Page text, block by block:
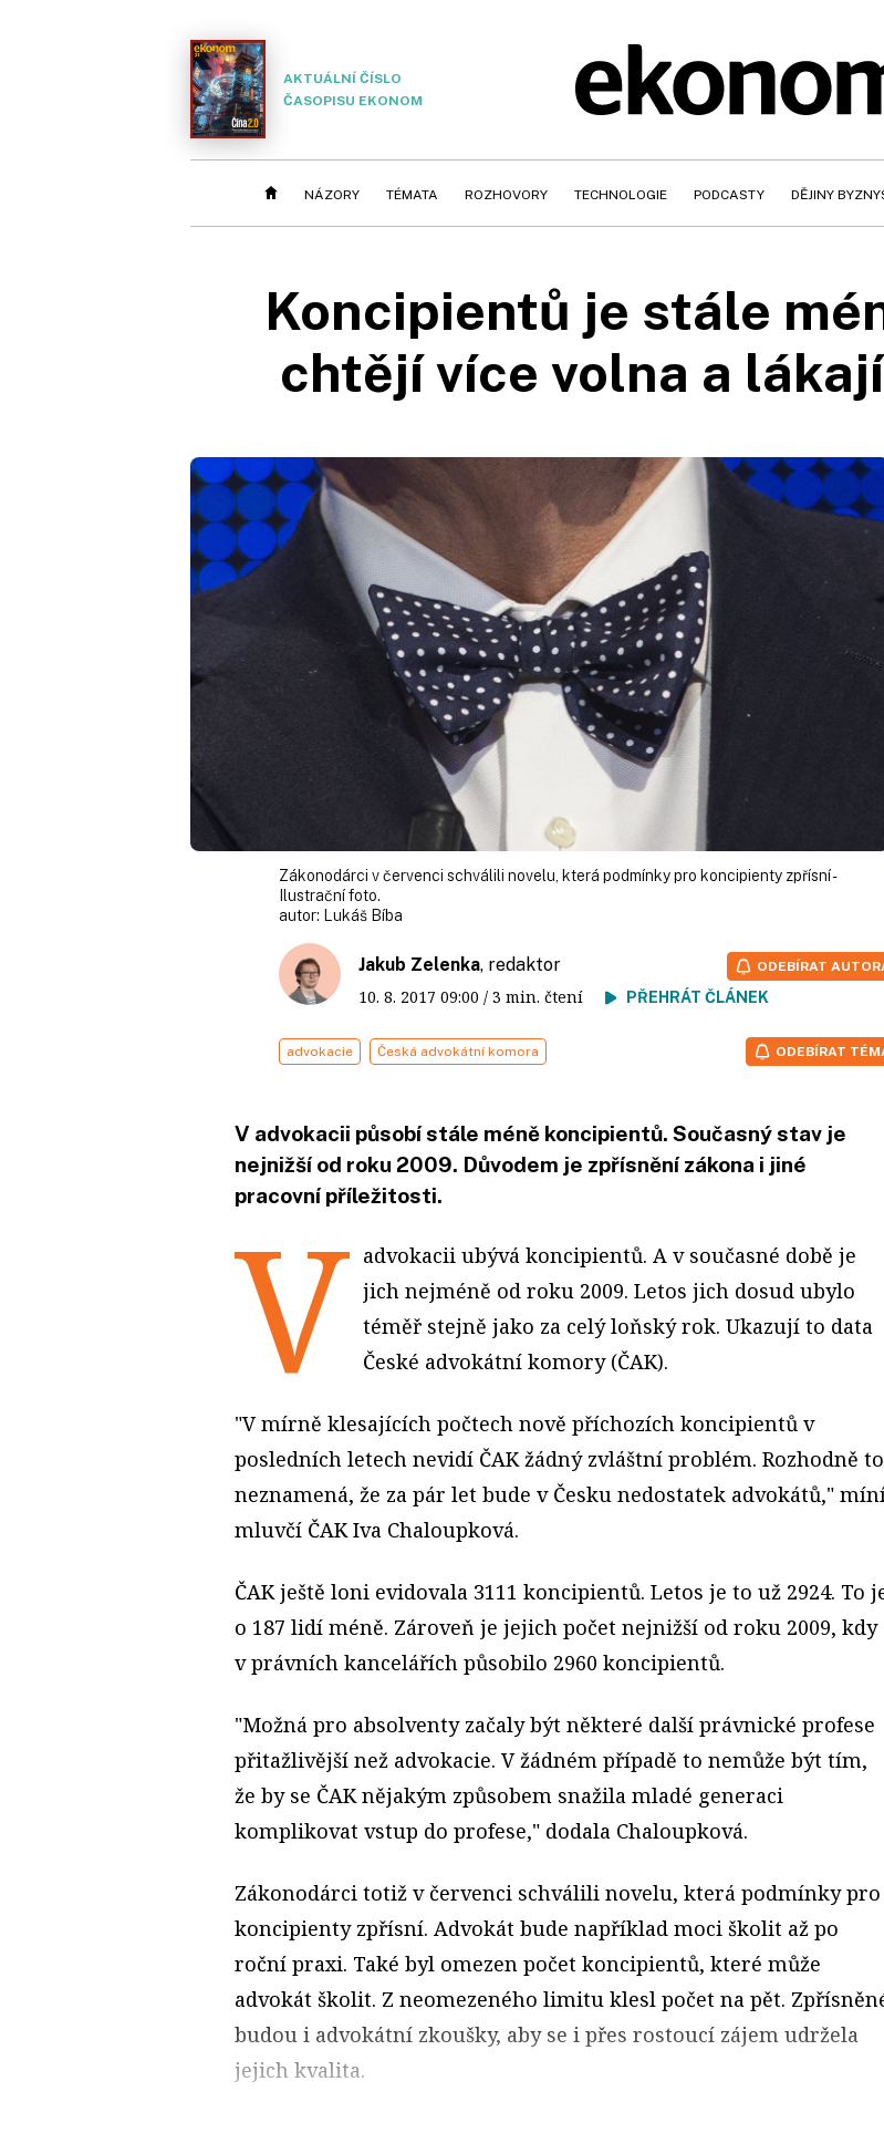
AKTUÁLNÍ ČÍSLO
ČASOPISU EKONOM
NÁZORY TÉMATA ROZHOVORY TECHNOLOGIE PODCASTY DĚJINY
Koncipientů je stále
chtějí více volna a
Zákonodárci v červenci schválili novelu, která podmínky pro koncipienty zpřísní -
Ilustrační foto.
autor: Lukáš Bíba
Jakub Zelenka, redaktor
10. 8. 2017 09:00 / 3 min. čtení PŘEHRÁT ČLÁNEK
ODEBÍRAT
advokacie Česká advokátní komora ODEBÍRAT
V advokacii působí stále méně koncipientů. Současný stav je
nejnižší od roku 2009. Důvodem je zpřísnění zákona i jiné
pracovní příležitosti.
V advokacii ubývá koncipientů. A v současné době je
jich nejméně od roku 2009. Letos jich dosud ubylo
téměř stejně jako za celý loňský rok. Ukazují to data
České advokátní komory (ČAK).
"V mírně klesajících počtech nově příchozích koncipientů v
posledních letech nevidí ČAK žádný zvláštní problém. Rozhodně to
neznamená, že za pár let bude v Česku nedostatek advokátů,"
mluvčí ČAK Iva Chaloupková.
ČAK ještě loni evidovala 3111 koncipientů. Letos je to už 2924. To
o 187 lidí méně. Zároveň je jejich počet nejnižší od roku 2009, kdy
v právních kancelářích působilo 2960 koncipientů.
"Možná pro absolventy začaly být některé další právnické profese
přitažlivější než advokacie. V žádném případě to nemůže být tím,
že by se ČAK nějakým způsobem snažila mladé generaci
komplikovat vstup do profese," dodala Chaloupková.
Zákonodárci totiž v červenci schválili novelu, která podmínky pro
koncipienty zpřísní. Advokát bude například moci školit až po
roční praxi. Také byl omezen počet koncipientů, které může
advokát školit. Z neomezeného limitu klesl počet na pět.
budou i advokátní zkoušky, aby se i přes rostoucí zájem udržela
jejich kvalita.